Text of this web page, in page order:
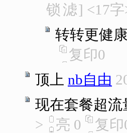
锁 滤] <17字
转转更健
复印0
顶上 nb自由
现在套餐超
>
亮 0 复印